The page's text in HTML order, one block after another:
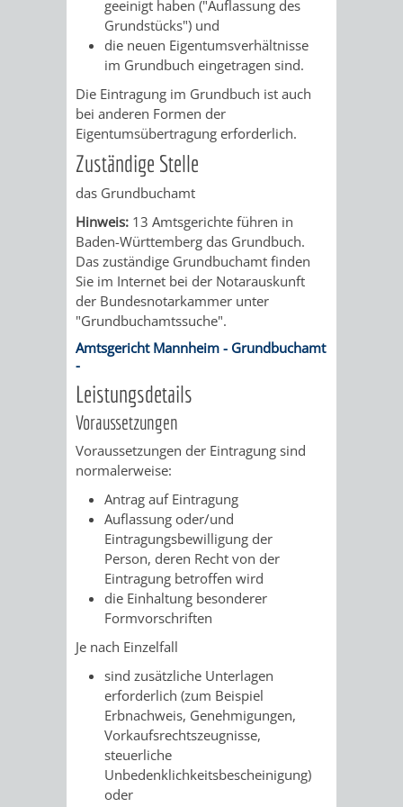
HILFE
MENSCHEN
MIT
BEHINDERUNG
MENSCHEN
MIT
DEMENZ
MIGRANTEN
/
FLÜCHTLINGE
BAUHERREN
BAUHERRENBERATUNG
GRUNDSTÜCKSWERTERMITTLUNG
DENKMALSCHUTZ
AUFGABEN
DER
UNTEREN
DENKMALSCHUTZBEHÖRDE
STEUERVORTEILE
IM
BEREICH
DENKMALSCHUTZ
GENEHMIGUNGSVERFAHREN
TAG
DES
OFFENEN
DENKMALS
VERKAUF
STÄDTISCHER
BAUPLÄTZE
VERKAUF
/
LIEGENSCHAFTEN
ABWASSERBESEITIGUNG
ANTRAGSVERFAHREN
VERMIETE
DOCH
BERATUNGSERGEBNISSE
TAGESORDNUNG
/
SITZUNGSUNTERLAGEN
UMLEGUNGSAUSSCHUSS
BERATENDE
RATHAUS
DEZERNATE
geeinigt haben ("Auflassung des
Grundstücks") und
die neuen Eigentumsverhältnisse
im Grundbuch eingetragen sind.
Die Eintragung im Grundbuch ist auch
bei anderen Formen der
Eigentumsübertragung erforderlich.
Zuständige Stelle
das Grundbuchamt
Hinweis: 13 Amtsgerichte führen in
Baden-Württemberg das Grundbuch.
Das zuständige Grundbuchamt finden
Sie im Internet bei der Notarauskunft
der Bundesnotarkammer unter
"Grundbuchamtssuche".
Amtsgericht Mannheim - Grundbuchamt
-
Leistungsdetails
Voraussetzungen
Voraussetzungen der Eintragung sind
normalerweise:
Antrag auf Eintragung
Auflassung oder/und
Eintragungsbewilligung der
Person, deren Recht von der
Eintragung betroffen wird
die Einhaltung besonderer
Formvorschriften
Je nach Einzelfall
sind zusätzliche Unterlagen
erforderlich (zum Beispiel
Erbnachweis, Genehmigungen,
Vorkaufsrechtszeugnisse,
steuerliche
Unbedenklichkeitsbescheinigung)
oder